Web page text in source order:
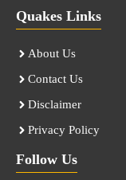
Quakes Links
About Us
Contact Us
Disclaimer
Privacy Policy
Follow Us